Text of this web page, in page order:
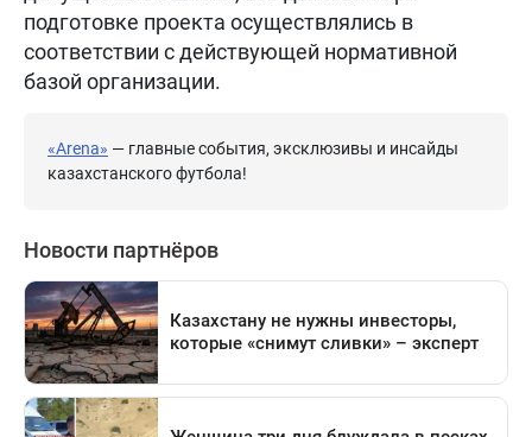
подготовке проекта осуществлялись в
соответствии с действующей нормативной
базой организации.
«Arena» — главные события, эксклюзивы и инсайды
казахстанского футбола!